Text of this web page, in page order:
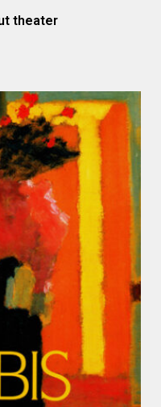
theater